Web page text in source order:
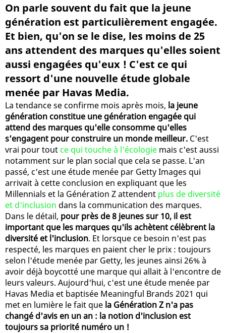
On parle souvent du fait que la jeune
génération est particulièrement engagée.
Et bien, qu'on se le dise, les moins de 25
ans attendent des marques qu'elles soient
aussi engagées qu'eux ! C'est ce qui
ressort d'une nouvelle étude globale
menée par Havas Media.
La tendance se confirme mois après mois, la jeune
génération constitue une génération engagée qui
attend des marques qu'elle consomme qu'elles
s'engagent pour construire un monde meilleur. C'est
vrai pour tout ce qui touche à l'écologie mais c'est aussi
notamment sur le plan social que cela se passe. L'an
passé, c'est une étude menée par Getty Images qui
arrivait à cette conclusion en expliquant que les
Millennials et la Génération Z attendent plus de diversité
et d'inclusion dans la communication des marques.
Dans le détail, pour près de 8 jeunes sur 10, il est
important que les marques qu'ils achètent célèbrent la
diversité et l'inclusion. Et lorsque ce besoin n'est pas
respecté, les marques en paient cher le prix : toujours
selon l'étude menée par Getty, les jeunes ainsi 26% à
avoir déjà boycotté une marque qui allait à l'encontre de
leurs valeurs. Aujourd'hui, c'est une étude menée par
Havas Media et baptisée Meaningful Brands 2021 qui
met en lumière le fait que la Génération Z n'a pas
changé d'avis en un an : la notion d'inclusion est
toujours sa priorité numéro un !